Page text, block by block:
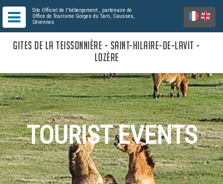
Site Officiel de l'hébergement , partenaire de
Office de Tourisme Gorges du Tarn, Causses,
Cévennes
GITES DE LA TEISSONNIÈRE - SAINT-HILAIRE-DE-LAVIT -
LOZÈRE
TOURIST EVENTS